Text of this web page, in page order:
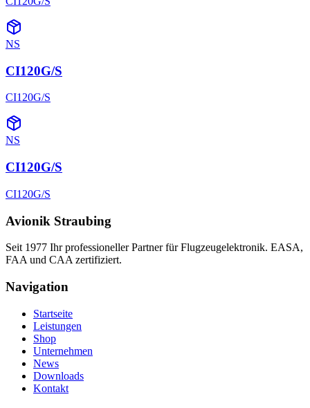
NS
CI120G/S
CI120G/S
NS
CI120G/S
CI120G/S
Avionik Straubing
Seit 1977 Ihr professioneller Partner für Flugzeugelektronik. EASA,
FAA und CAA zertifiziert.
Navigation
Startseite
Leistungen
Shop
Unternehmen
News
Downloads
Kontakt